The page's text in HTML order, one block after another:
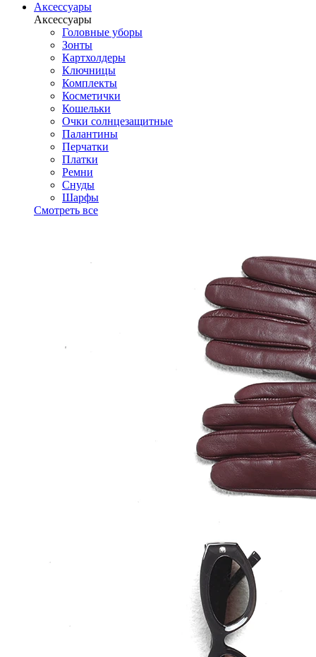
Аксессуары
Аксессуары
Головные уборы
Зонты
Картхолдеры
Ключницы
Комплекты
Косметички
Кошельки
Очки солнцезащитные
Палантины
Перчатки
Платки
Ремни
Снуды
Шарфы
Смотреть все